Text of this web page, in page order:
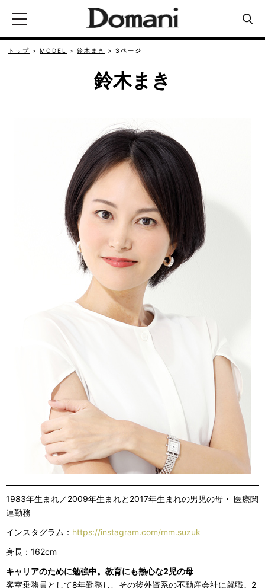
トップ MODEL 鈴木まき 3ページ
鈴木まき
1983年生まれ／2009年生まれと2017年生まれの男児の母・ 医療関
連勤務
インスタグラム： https://instagram.com/mm.suzuk
身長：162cm
キャリアのために勉強中。教育にも熱心な2児の母
客室乗務員として8年勤務し、その後外資系の不動産会社に就職。2